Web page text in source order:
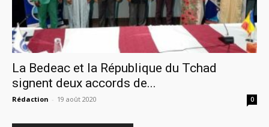
La Bedeac et la République du Tchad
signent deux accords de...
Rédaction - 19 août 2020 0